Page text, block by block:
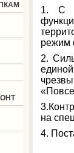
1. С
режим
2.
на
4.